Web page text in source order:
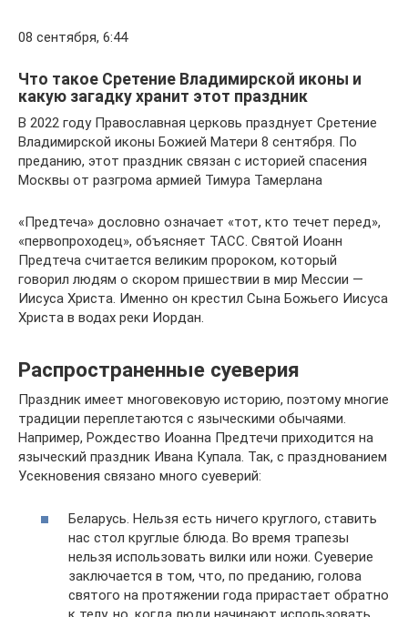
08 сентября, 6:44
Что такое Сретение Владимирской иконы и
какую загадку хранит этот праздник
В 2022 году Православная церковь празднует Сретение
Владимирской иконы Божией Матери 8 сентября. По
преданию, этот праздник связан с историей спасения
Москвы от разгрома армией Тимура Тамерлана
«Предтеча» дословно означает «тот, кто течет перед»,
«первопроходец», объясняет ТАСС. Святой Иоанн
Предтеча считается великим пророком, который
говорил людям о скором пришествии в мир Мессии —
Иисуса Христа. Именно он крестил Сына Божьего Иисуса
Христа в водах реки Иордан.
Распространенные суеверия
Праздник имеет многовековую историю, поэтому многие
традиции переплетаются с языческими обычаями.
Например, Рождество Иоанна Предтечи приходится на
языческий праздник Ивана Купала. Так, с празднованием
Усекновения связано много суеверий:
Беларусь. Нельзя есть ничего круглого, ставить
нас стол круглые блюда. Во время трапезы
нельзя использовать вилки или ножи. Суеверие
заключается в том, что, по преданию, голова
святого на протяжении года прирастает обратно